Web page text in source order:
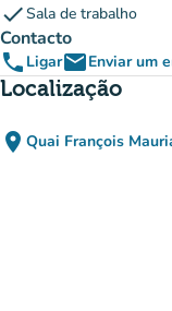
checkSala de trabalho
Contacto
phone LigaremailEnviar um
Localização
place Quai François